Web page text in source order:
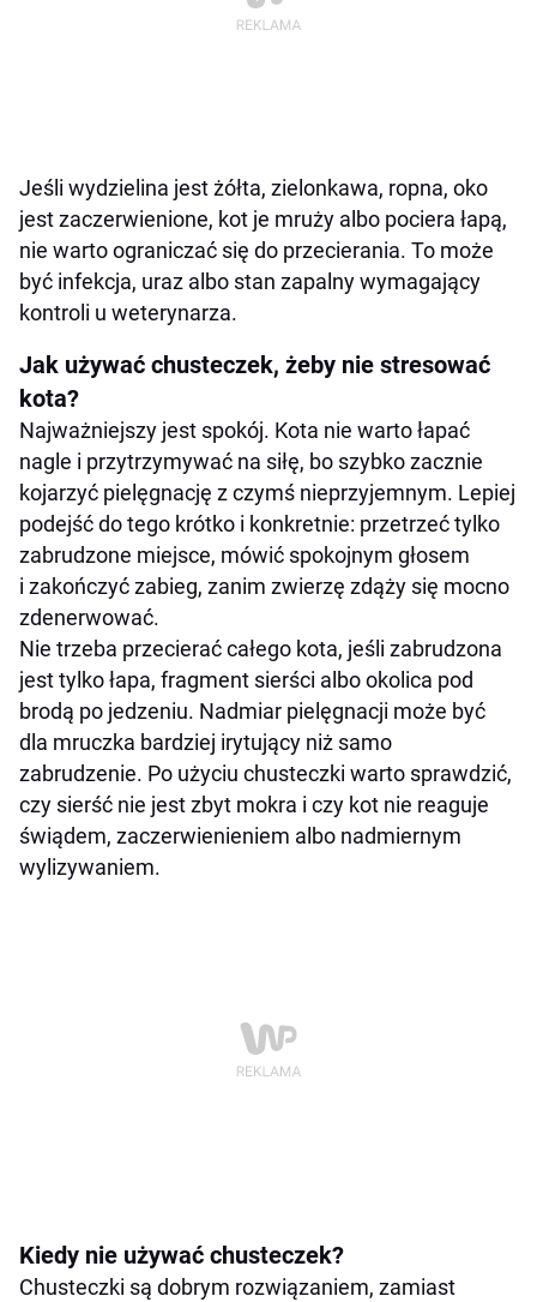
Jeśli wydzielina jest żółta, zielonkawa, ropna, oko
jest zaczerwienione, kot je mruży albo pociera łapą,
nie warto ograniczać się do przecierania. To może
być infekcja, uraz albo stan zapalny wymagający
kontroli u weterynarza.
Jak używać chusteczek, żeby nie stresować
kota?
Najważniejszy jest spokój. Kota nie warto łapać
nagle i przytrzymywać na siłę, bo szybko zacznie
kojarzyć pielęgnację z czymś nieprzyjemnym. Lepiej
podejść do tego krótko i konkretnie: przetrzeć tylko
zabrudzone miejsce, mówić spokojnym głosem
i zakończyć zabieg, zanim zwierzę zdąży się mocno
zdenerwować.
Nie trzeba przecierać całego kota, jeśli zabrudzona
jest tylko łapa, fragment sierści albo okolica pod
brodą po jedzeniu. Nadmiar pielęgnacji może być
dla mruczka bardziej irytujący niż samo
zabrudzenie. Po użyciu chusteczki warto sprawdzić,
czy sierść nie jest zbyt mokra i czy kot nie reaguje
świądem, zaczerwienieniem albo nadmiernym
wylizywaniem.
Kiedy nie używać chusteczek?
Chusteczki są dobrym rozwiązaniem, zamiast